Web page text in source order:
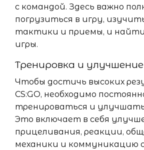
с командой. Здесь важно
погрузиться в игру,
тактики и приемы, и
игры.
Тренировка и
Чтобы достичь высоких
CS:GO, необходимо
тренироваться и
Это включает в себя
прицеливания, реакции,
механики и коммуникацию